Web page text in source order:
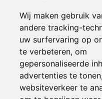
Wij maken gebruik
andere tracking-
uw surfervaring op
te verbeteren, om
gepersonaliseerde
advertenties te
websiteverkeer te
naar
Nieuws
Agenda